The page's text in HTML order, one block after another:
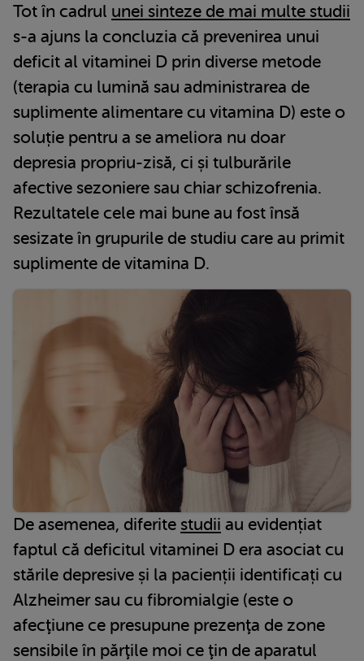
Tot în cadrul unei sinteze de mai multe studii
s-a ajuns la concluzia că prevenirea unui
deficit al vitaminei D prin diverse metode
(terapia cu lumină sau administrarea de
suplimente alimentare cu vitamina D) este o
soluție pentru a se ameliora nu doar
depresia propriu-zisă, ci și tulburările
afective sezoniere sau chiar schizofrenia.
Rezultatele cele mai bune au fost însă
sesizate în grupurile de studiu care au primit
suplimente de vitamina D.
De asemenea, diferite studii au evidențiat
faptul că deficitul vitaminei D era asociat cu
stările depresive și la pacienții identificați cu
Alzheimer sau cu fibromialgie (este o
afecţiune ce presupune prezenţa de zone
sensibile în părţile moi ce ţin de aparatul